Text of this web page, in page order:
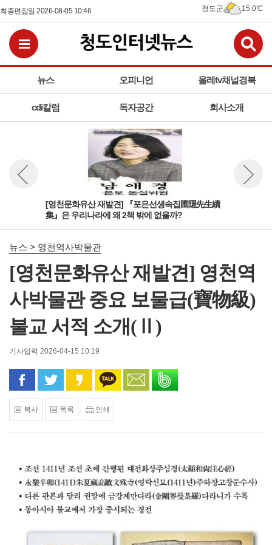
최종편집일 2026-08-05 10:46 청도군 15.0℃
뉴스 오피니언 올레tv채널경북
cdi칼럼 독자공간 회사소개
전체메뉴보기
[영천문화유산 재발견] 『포은선생속집圃隱先生續
集』은 우리나라에 왜 2책 밖에 없을까?
뉴스 이전보기
뉴스 > 영천역사박물관
[영천문화유산 재발견] 영천역
사박물관 중요 보물급(寶物級)
불교 서적 소개(Ⅱ)
기사입력 2026-04-15 10:19
페이스북으로 공유
트위터로 공유카카오 스토리로 공유
카카오톡으로 공유
문자로 공유
복사 목록 인쇄